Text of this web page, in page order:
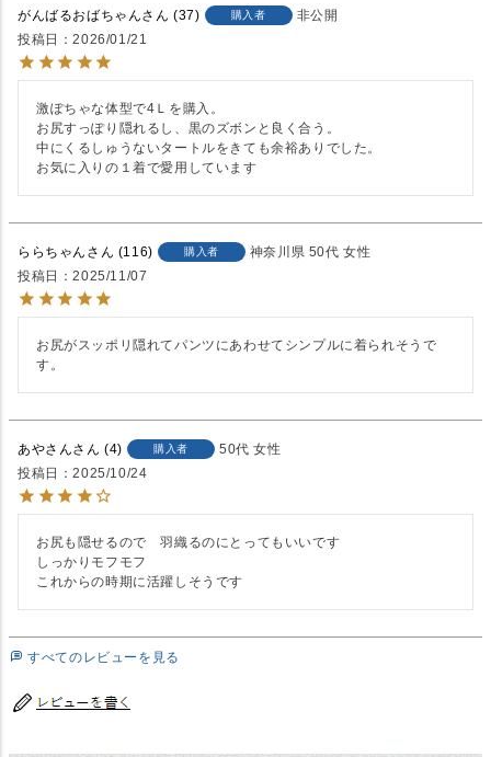
がんばるおばちゃん 37 購入者
非公開
投稿日
2026/01/21
激ぽちゃな体型で4Ｌを購入。
お尻すっぽり隠れるし、黒のズボンと良く合う。
中にくるしゅうないタートルをきても余裕ありでした。
お気に入りの１着で愛用しています
ららちゃん 116 購入者 神奈川県 50代 女性
投稿日
2025/11/07
お尻がスッポリ隠れてパンツにあわせてシンプルに着られそうで
す。
あやさん 4 購入者 50代 女性
投稿日
2025/10/24
お尻も隠せるので　羽織るのにとってもいいです
しっかりモフモフ
これからの時期に活躍しそうです
すべてのレビューを見る